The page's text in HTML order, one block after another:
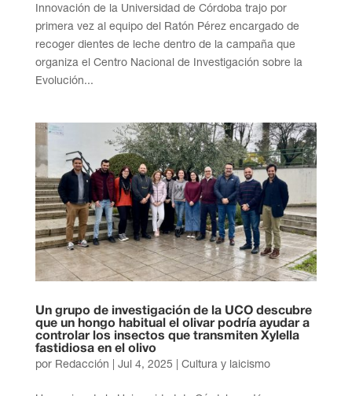
Innovación de la Universidad de Córdoba trajo por
primera vez al equipo del Ratón Pérez encargado de
recoger dientes de leche dentro de la campaña que
organiza el Centro Nacional de Investigación sobre la
Evolución...
Un grupo de investigación de la UCO descubre
que un hongo habitual el olivar podría ayudar a
controlar los insectos que transmiten Xylella
fastidiosa en el olivo
por Redacción | Jul 4, 2025 | Cultura y laicismo